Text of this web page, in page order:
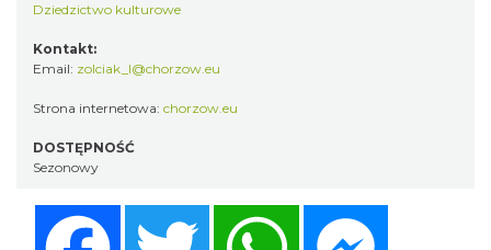
Dziedzictwo kulturowe
Kontakt:
Email: zolciak_l@chorzow.eu
Strona internetowa: chorzow.eu
DOSTĘPNOŚĆ
Sezonowy
Twitter WhatsApp